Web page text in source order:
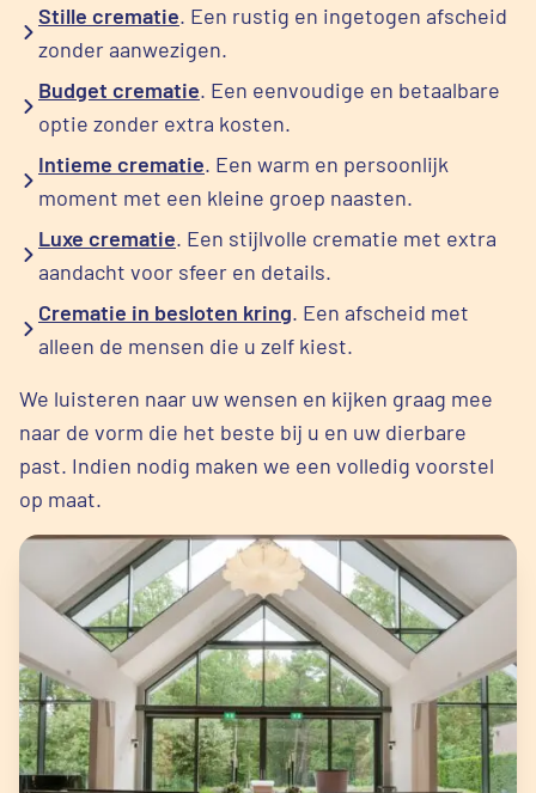
Stille crematie. Een rustig en ingetogen afscheid
zonder aanwezigen.
Budget crematie. Een eenvoudige en betaalbare
optie zonder extra kosten.
Intieme crematie. Een warm en persoonlijk
moment met een kleine groep naasten.
Luxe crematie. Een stijlvolle crematie met extra
aandacht voor sfeer en details.
Crematie in besloten kring. Een afscheid met
alleen de mensen die u zelf kiest.
We luisteren naar uw wensen en kijken graag mee
naar de vorm die het beste bij u en uw dierbare
past. Indien nodig maken we een volledig voorstel
op maat.